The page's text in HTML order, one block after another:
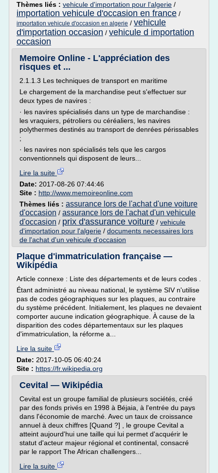
Thèmes liés : vehicule d'importation pour l'algerie /
importation vehicule d'occasion en france /
importation vehicule d'occasion en algerie / vehicule
d'importation occasion / vehicule d importation
occasion
Memoire Online - L'appréciation des
risques et ...
2.1.1.3 Les techniques de transport en maritime
Le chargement de la marchandise peut s'effectuer sur
deux types de navires :
· les navires spécialisés dans un type de marchandise :
les vraquiers, pétroliers ou céréaliers, les navires
polythermes destinés au transport de denrées périssables
;
· les navires non spécialisés tels que les cargos
conventionnels qui disposent de leurs...
Lire la suite
Date: 2017-08-26 07:44:46
Site : http://www.memoireonline.com
Thèmes liés : assurance lors de l'achat d'une voiture
d'occasion / assurance lors de l'achat d'un vehicule
d'occasion / prix d'assurance voiture / vehicule
d'importation pour l'algerie / documents necessaires lors
de l'achat d'un vehicule d'occasion
Plaque d'immatriculation française —
Wikipédia
Article connexe : Liste des départements et de leurs codes .
Étant administré au niveau national, le système SIV n'utilise
pas de codes géographiques sur les plaques, au contraire
du système précédent. Initialement, les plaques ne devaient
comporter aucune indication géographique. À cause de la
disparition des codes départementaux sur les plaques
d'immatriculation, la réforme a...
Lire la suite
Date: 2017-10-05 06:40:24
Site : https://fr.wikipedia.org
Cevital — Wikipédia
Cevital est un groupe familial de plusieurs sociétés, créé
par des fonds privés en 1998 à Béjaia, à l'entrée du pays
dans l'économie de marché. Avec un taux de croissance
annuel à deux chiffres [Quand ?] , le groupe Cevital a
atteint aujourd'hui une taille qui lui permet d'acquérir le
statut d'acteur majeur régional et continental, consacré
par le rapport The African challengers...
Lire la suite